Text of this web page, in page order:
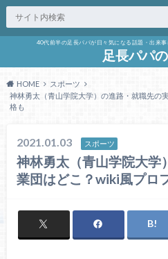
40代前半の足長パパが日々気になる話題・出来
足長パパ
HOME
スポーツ
神林勇太（青山学院大学）の進路・就職先の
格も
2021.01.03 スポーツ
神林勇太（青山学院大学
業団はどこ？wiki風プロ